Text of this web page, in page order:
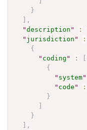
}
,
"description " :
" jurisdiction " :
{
" coding " :
{
" system"
" code " :
}
}
,